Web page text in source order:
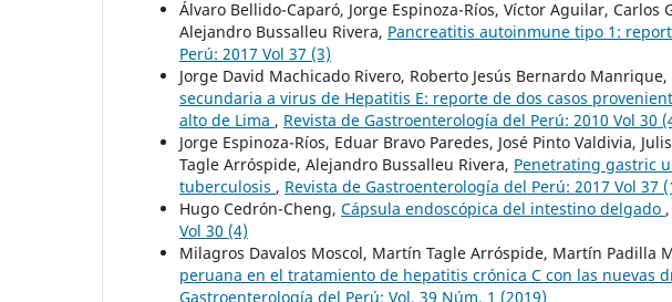
Álvaro Bellido-Caparó, Jorge Espinoza-Ríos, Víctor Aguilar, Carlos
Alejandro Bussalleu Rivera, Pancreatitis autoinmune tipo 1:
Perú: 2017 Vol 37 (3)
Jorge David Machicado Rivero, Roberto Jesús Bernardo
secundaria a virus de Hepatitis E: reporte de dos casos
alto de Lima , Revista de Gastroenterología del Perú: 2010 Vol 30
Jorge Espinoza-Ríos, Eduar Bravo Paredes, José Pinto Valdivia,
Tagle Arróspide, Alejandro Bussalleu Rivera, Penetrating gastric
tuberculosis , Revista de Gastroenterología del Perú: 2017 Vol 37
Hugo Cedrón-Cheng, Cápsula endoscópica del intestino delgado ,
Vol 30 (4)
Milagros Davalos Moscol, Martín Tagle Arróspide, Martín Padilla
peruana en el tratamiento de hepatitis crónica C con las nuevas
Gastroenterología del Perú: Vol. 39 Núm. 1 (2019)